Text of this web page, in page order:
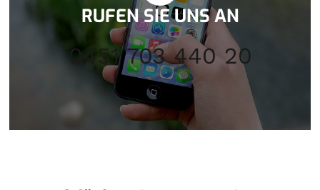
RUFEN SIE UNS AN
0451 703 440 20